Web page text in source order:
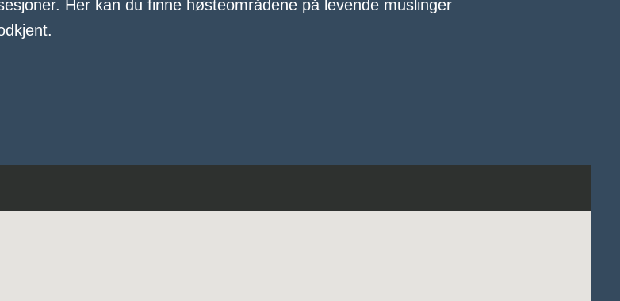
Her kan du finne høsteområdene på levende muslinger